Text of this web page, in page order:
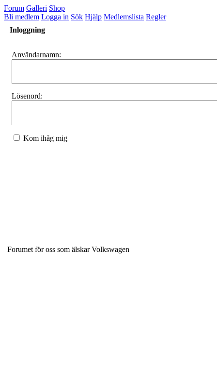
Forum Galleri Shop
Bli medlem Logga in Sök Hjälp Medlemslista Regler
Inloggning
Användarnamn:
Lösenord:
Kom ihåg mig
Forumet för oss som älskar Volkswagen